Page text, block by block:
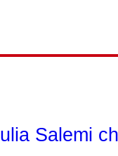
Salemi